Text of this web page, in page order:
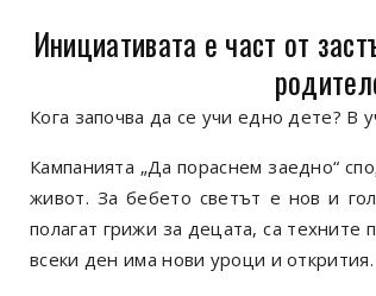
Инициативата е част от
Кога започва да се учи едно дете?
Кампанията „Да пораснем заедно“
живот. За бебето светът е нов и
полагат грижи за децата, са
всеки ден има нови уроци и открития.